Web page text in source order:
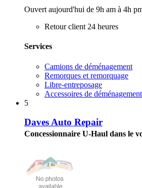
Ouvert aujourd'hui de 9h am à 4h
Retour client 24 heures
Services
Camions de déménagement
Remorques et remorquage
Libre-entreposage
Accessoires de déménagement
5
Daves Auto Repair
Concessionnaire U-Haul dans le